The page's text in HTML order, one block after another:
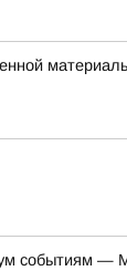
событиям